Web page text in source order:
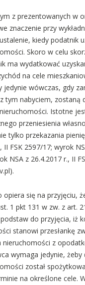
z prezentowanych w
znaczenie przy
kiedy podatnik
Skoro w celu
ma wydatkować
na cele
jedynie wówczas, gdy
tym nabyciem, zostaną
Istotne
przeniesienia
tylko przekazania
II FSK 2597/17; wyrok
NSA z 26.4.2017 r., II
się na przyjęciu,
1 pkt 131 w zw. z art.
do przyjęcia, iż
stanowi przesłankę
nieruchomości z
wymaga jedynie, żeby
został
na określone cele.